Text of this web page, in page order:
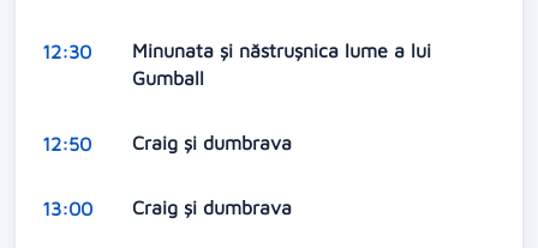
12:30
Minunata și năstrușnica lume a lui
Gumball
12:50 Craig și dumbrava
13:00 Craig și dumbrava